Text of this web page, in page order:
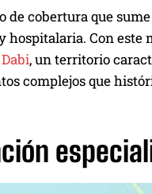
cobertura que
Con este
, un territorio
complejos que